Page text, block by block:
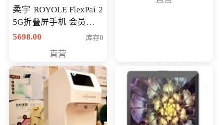
柔宇 ROYOLE FlexPai 2
5G折叠屏手机 会员专享
购买价格 4998元
5698.00 库存0
直营